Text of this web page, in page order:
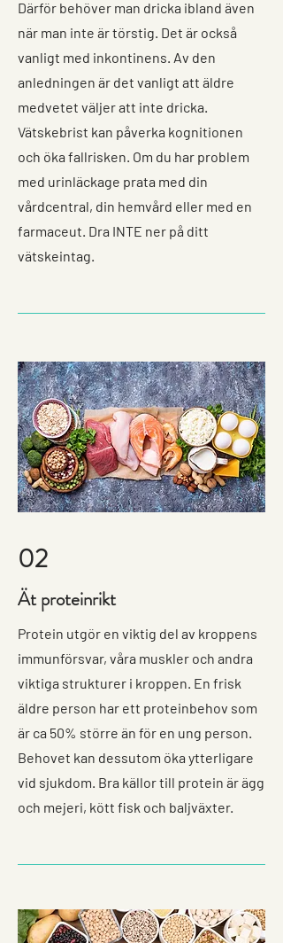
Därför behöver man dricka ibland även
när man inte är törstig. Det är också
vanligt med inkontinens. Av den
anledningen är det vanligt att äldre
medvetet väljer att inte dricka.
Vätskebrist kan påverka kognitionen
och öka fallrisken. Om du har problem
med urinläckage prata med din
vårdcentral, din hemvård eller med en
farmaceut. Dra INTE ner på ditt
vätskeintag.
02
Ät proteinrikt
Protein utgör en viktig del av kroppens
immunförsvar, våra muskler och andra
viktiga strukturer i kroppen. En frisk
äldre person har ett proteinbehov som
är ca 50% större än för en ung person.
Behovet kan dessutom öka ytterligare
vid sjukdom. Bra källor till protein är ägg
och mejeri, kött fisk och baljväxter.